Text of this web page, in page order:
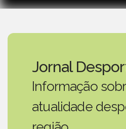
Jornal
Informação
atualidade